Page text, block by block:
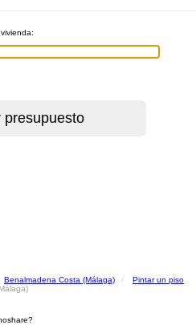
Benalmadena Costa (Málaga)
Pintar un piso